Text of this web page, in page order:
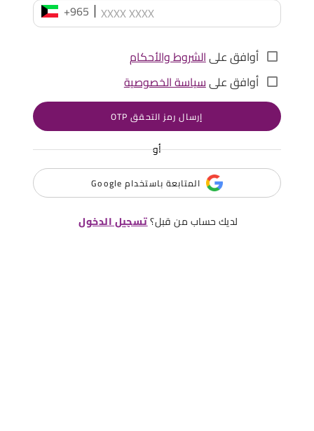
+965
أوافق علىالشروط والأحكام
أوافق علىسياسة الخصوصية
إرسال رمز التحقق OTP
أو
المتابعة باستخدام Google
لديك حساب من قبل؟تسجيل الدخول